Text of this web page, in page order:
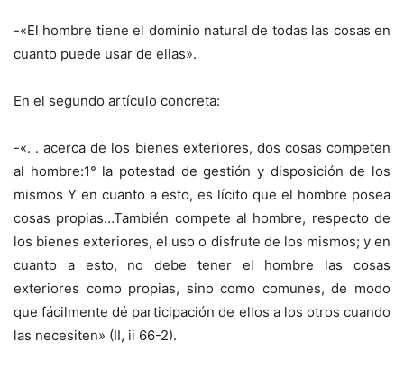
-«El hombre tiene el dominio natural de todas las cosas en
cuanto puede usar de ellas».
En el segundo artículo concreta:
-«. . acerca de los bienes exteriores, dos cosas competen
al hombre:1° la potestad de gestión y disposición de los
mismos Y en cuanto a esto, es lícito que el hombre posea
cosas propias…También compete al hombre, respecto de
los bienes exteriores, el uso o disfrute de los mismos; y en
cuanto a esto, no debe tener el hombre las cosas
exteriores como propias, sino como comunes, de modo
que fácilmente dé participación de ellos a los otros cuando
las necesiten» (II, ii 66-2).